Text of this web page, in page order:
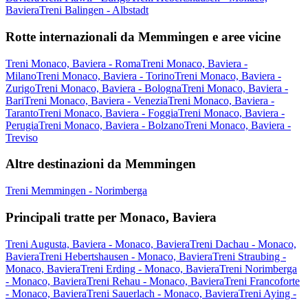
BavieraTreni Balingen - Albstadt
Rotte internazionali da Memmingen e aree vicine
Treni Monaco, Baviera - RomaTreni Monaco, Baviera -
MilanoTreni Monaco, Baviera - TorinoTreni Monaco, Baviera -
ZurigoTreni Monaco, Baviera - BolognaTreni Monaco, Baviera -
BariTreni Monaco, Baviera - VeneziaTreni Monaco, Baviera -
TarantoTreni Monaco, Baviera - FoggiaTreni Monaco, Baviera -
PerugiaTreni Monaco, Baviera - BolzanoTreni Monaco, Baviera -
Treviso
Altre destinazioni da Memmingen
Treni Memmingen - Norimberga
Principali tratte per Monaco, Baviera
Treni Augusta, Baviera - Monaco, BavieraTreni Dachau - Monaco,
BavieraTreni Hebertshausen - Monaco, BavieraTreni Straubing -
Monaco, BavieraTreni Erding - Monaco, BavieraTreni Norimberga
- Monaco, BavieraTreni Rehau - Monaco, BavieraTreni Francoforte
- Monaco, BavieraTreni Sauerlach - Monaco, BavieraTreni Aying -